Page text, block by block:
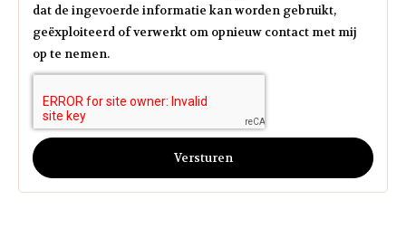
dat de ingevoerde informatie kan worden gebruikt,
geëxploiteerd of verwerkt om opnieuw contact met mij
op te nemen.
Versturen